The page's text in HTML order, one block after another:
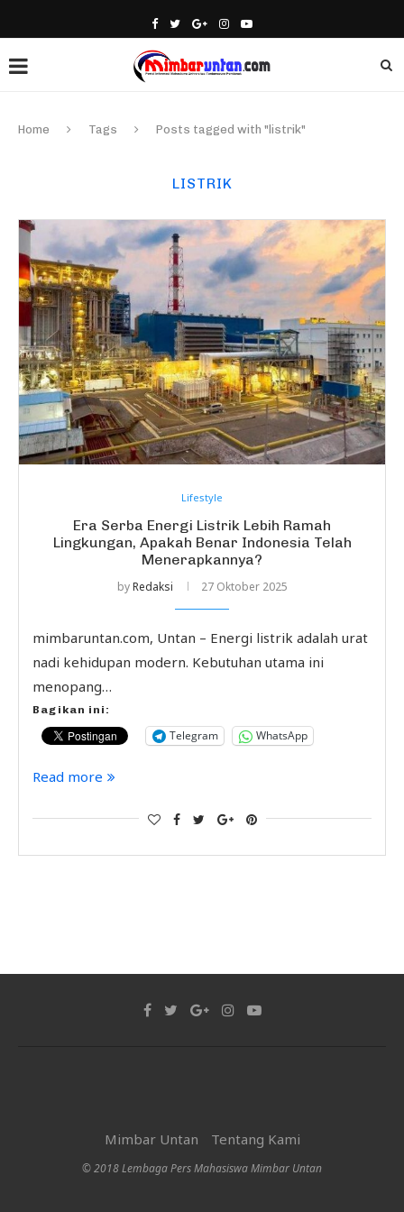
Home Tags Posts tagged with "listrik"
LISTRIK
Lifestyle
Era Serba Energi Listrik Lebih Ramah
Lingkungan, Apakah Benar Indonesia Telah
Menerapkannya?
byRedaksi 27 Oktober 2025
mimbaruntan.com, Untan – Energi listrik adalah urat
nadi kehidupan modern. Kebutuhan utama ini
menopang…
Bagikan ini:
Telegram WhatsApp
Read more
Mimbar Untan Tentang Kami
© 2018 Lembaga Pers Mahasiswa Mimbar Untan